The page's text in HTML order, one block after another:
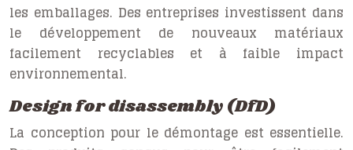
les emballages. Des entreprises investissent dans
le développement de nouveaux matériaux
facilement recyclables et à faible impact
environnemental.
Design for disassembly (DfD)
La conception pour le démontage est essentielle.